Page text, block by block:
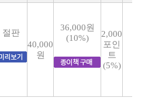
절판
40,000
원
36,000원
(10%)
2,000
포인
트
(5%)